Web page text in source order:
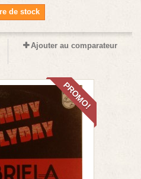
de stock
Ajouter au comparateur
PROMO!